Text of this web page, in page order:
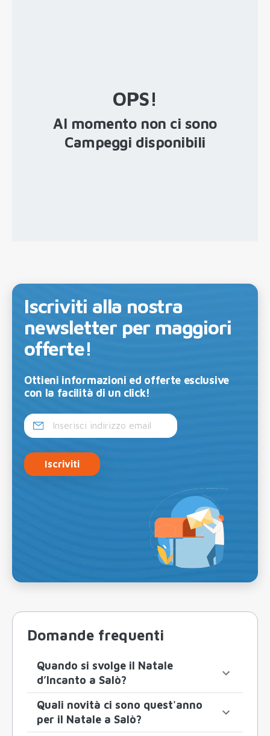
OPS!
Al momento non ci sono
Campeggi disponibili
Iscriviti alla nostra
newsletter per maggiori
offerte!
Ottieni informazioni ed offerte esclusive
con la facilità di un click!
Iscriviti
Domande frequenti
Quando si svolge il Natale
d’Incanto a Salò?
Quali novità ci sono quest'anno
per il Natale a Salò?